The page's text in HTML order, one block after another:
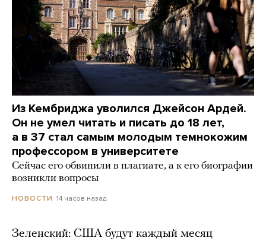
Из Кембриджа уволился Джейсон Ардей.
Он не умел читать и писать до 18 лет,
а в 37 стал самым молодым темнокожим
профессором в университете
Сейчас его обвинили в плагиате, а к его биографии
возникли вопросы
НОВОСТИ 14 часов назад
Зеленский: США будут каждый месяц